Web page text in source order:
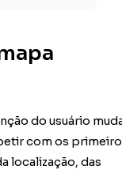
do usuário
com os
localização, das